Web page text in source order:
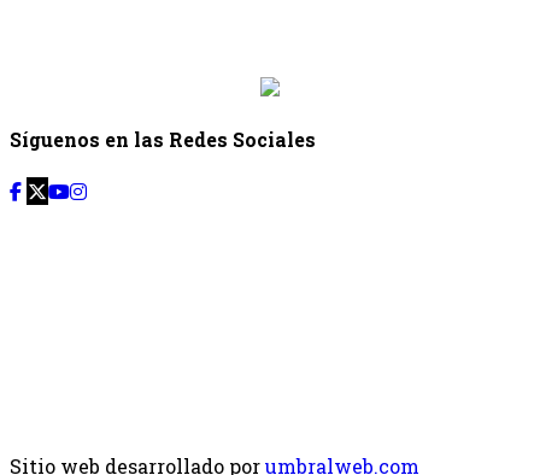
Síguenos en las Redes Sociales
Sitio web desarrollado porumbralweb.com